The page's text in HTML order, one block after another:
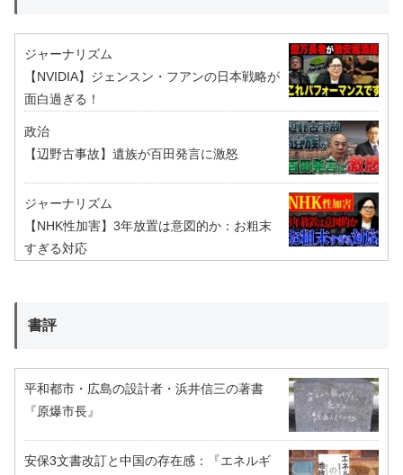
ジャーナリズム
【NVIDIA】ジェンスン・フアンの日本戦略が
面白過ぎる！
政治
【辺野古事故】遺族が百田発言に激怒
ジャーナリズム
【NHK性加害】3年放置は意図的か：お粗末
すぎる対応
書評
平和都市・広島の設計者・浜井信三の著書
『原爆市長』
安保3文書改訂と中国の存在感：『エネルギ